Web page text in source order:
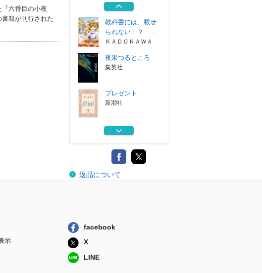
六番目の小夜
籍が刊行された
教科書には、載せ
られない！？ ...
ＫＡＤＯＫＡＷＡ
夜果つるところ
集英社
プレゼント
新潮社
傾斜のマリア
鈍色幻視行 上
集英社
返品について
示
facebook
X
LINE